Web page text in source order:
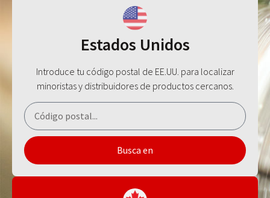
Estados Unidos
Introduce tu código postal de EE.UU. para localizar
minoristas y distribuidores de productos cercanos.
Busca en